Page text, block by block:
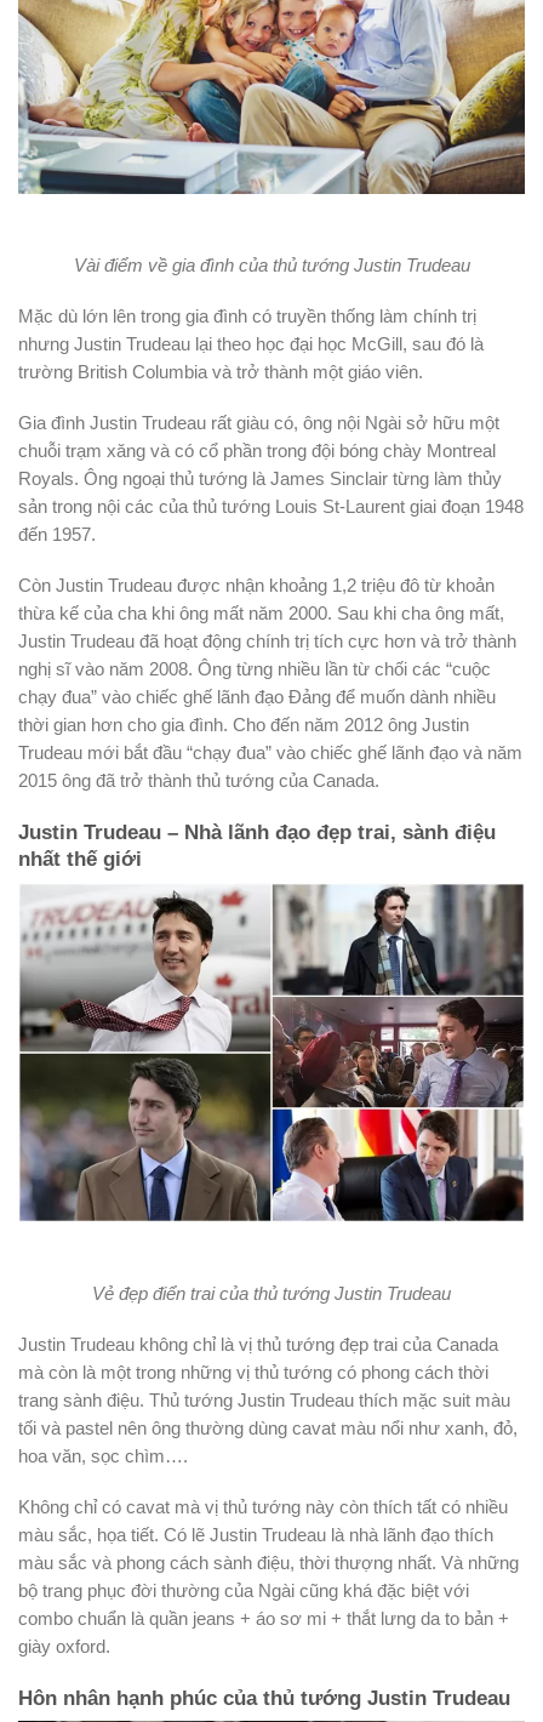
Vài điểm về gia đình của thủ tướng Justin Trudeau
Mặc dù lớn lên trong gia đình có truyền thống làm chính trị
nhưng Justin Trudeau lại theo học đại học McGill, sau đó là
trường British Columbia và trở thành một giáo viên.
Gia đình Justin Trudeau rất giàu có, ông nội Ngài sở hữu một
chuỗi trạm xăng và có cổ phần trong đội bóng chày Montreal
Royals. Ông ngoại thủ tướng là James Sinclair từng làm thủy
sản trong nội các của thủ tướng Louis St-Laurent giai đoạn 1948
đến 1957.
Còn Justin Trudeau được nhận khoảng 1,2 triệu đô từ khoản
thừa kế của cha khi ông mất năm 2000. Sau khi cha ông mất,
Justin Trudeau đã hoạt động chính trị tích cực hơn và trở thành
nghị sĩ vào năm 2008. Ông từng nhiều lần từ chối các “cuộc
chạy đua” vào chiếc ghế lãnh đạo Đảng để muốn dành nhiều
thời gian hơn cho gia đình. Cho đến năm 2012 ông Justin
Trudeau mới bắt đầu “chạy đua” vào chiếc ghế lãnh đạo và năm
2015 ông đã trở thành thủ tướng của Canada.
Justin Trudeau – Nhà lãnh đạo đẹp trai, sành điệu
nhất thế giới
Vẻ đẹp điển trai của thủ tướng Justin Trudeau
Justin Trudeau không chỉ là vị thủ tướng đẹp trai của Canada
mà còn là một trong những vị thủ tướng có phong cách thời
trang sành điệu. Thủ tướng Justin Trudeau thích mặc suit màu
tối và pastel nên ông thường dùng cavat màu nổi như xanh, đỏ,
hoa văn, sọc chìm….
Không chỉ có cavat mà vị thủ tướng này còn thích tất có nhiều
màu sắc, họa tiết. Có lẽ Justin Trudeau là nhà lãnh đạo thích
màu sắc và phong cách sành điệu, thời thượng nhất. Và những
bộ trang phục đời thường của Ngài cũng khá đặc biệt với
combo chuẩn là quần jeans + áo sơ mi + thắt lưng da to bản +
giày oxford.
Hôn nhân hạnh phúc của thủ tướng Justin Trudeau